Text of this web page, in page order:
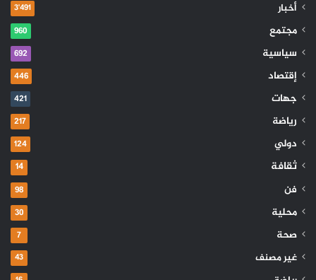
أخبار 3٬491
مجتمع 960
سياسية 692
إقتصاد 446
جهات 421
رياضة 217
دولي 124
ثقافة 14
فن 98
محلية 30
صحة 7
غير مصنف 43